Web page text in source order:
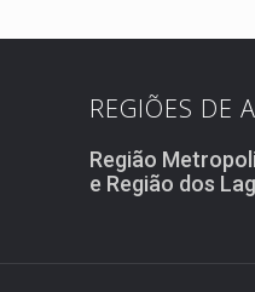
REGIÕES DE
Região
e Região dos